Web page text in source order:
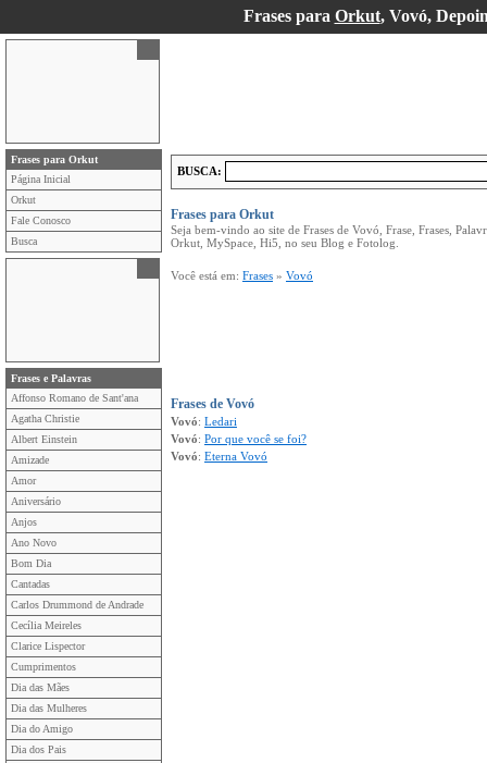
Frases para Orkut, Vovó,
Frases para Orkut
Página Inicial
Orkut
Fale Conosco
Busca
Frases e Palavras
Affonso Romano de Sant'ana
Agatha Christie
Albert Einstein
Amizade
Amor
Aniversário
Anjos
Ano Novo
Bom Dia
Cantadas
Carlos Drummond de Andrade
Cecília Meireles
Clarice Lispector
Cumprimentos
Dia das Mães
Dia das Mulheres
Dia do Amigo
Dia dos Pais
BUSCA:
Frases para Orkut
Seja bem-vindo ao site de Frases de Vovó, Frase, Frases,
Orkut, MySpace, Hi5, no seu Blog e Fotolog.
Você está em: Frases » Vovó
Frases de Vovó
Vovó: Ledari
Vovó: Por que você se foi?
Vovó: Eterna Vovó